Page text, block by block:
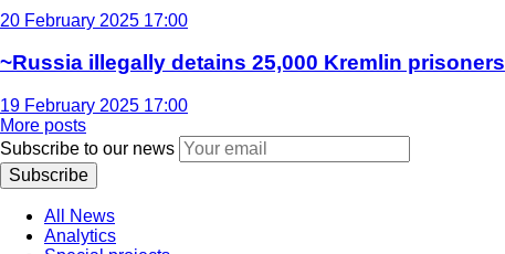
20 February 2025 17:00
~Russia illegally detains 25,000 Kremlin prisoners
19 February 2025 17:00
More posts
Subscribe to our news
Subscribe
All News
Analytics